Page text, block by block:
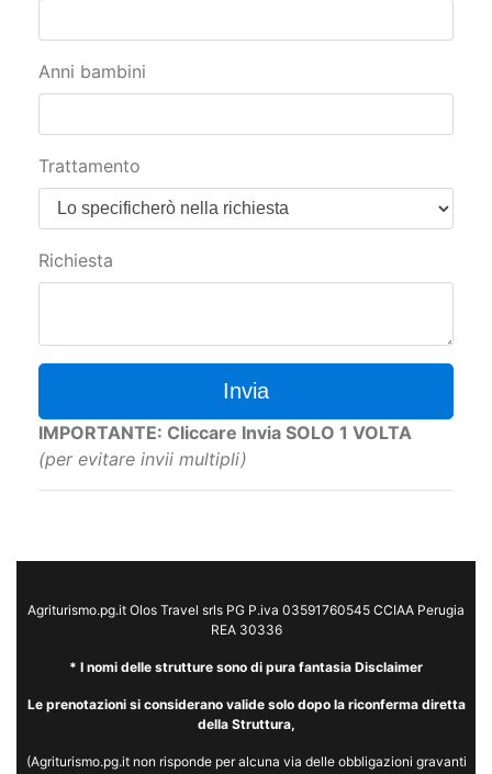
Trattamento
Richiesta
(per evitare invii multipli)
Le prenotazioni si considerano valide solo dopo la riconferma diretta
della Struttura,
(Agriturismo.pg.it non risponde per alcuna via delle obbligazioni gravanti
oggetto degli accordi tra utente ed albergatore).
Le prenotazioni si considerano valide solo dopo la riconferma diretta della